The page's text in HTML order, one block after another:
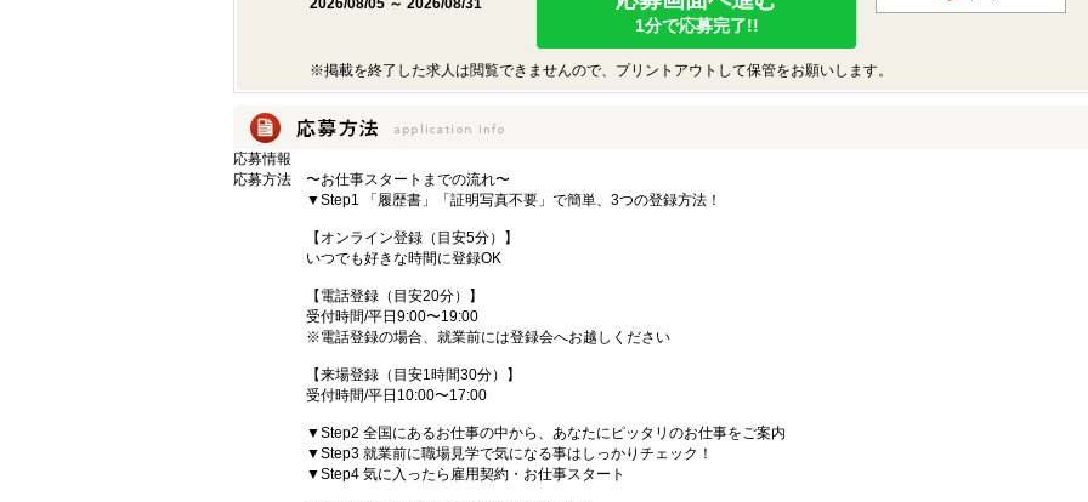
2026/08/05 ～ 2026/08/31
1分で応募完了!!
※掲載を終了した求人は閲覧できませんので、プリントアウトして保管をお願いします。
応募情報
応募方法
〜お仕事スタートまでの流れ〜
▼Step1 「履歴書」「証明写真不要」で簡単、3つの登録方法！
【オンライン登録（目安5分）】
いつでも好きな時間に登録OK
【電話登録（目安20分）】
受付時間/平日9:00〜19:00
※電話登録の場合、就業前には登録会へお越しください
【来場登録（目安1時間30分）】
受付時間/平日10:00〜17:00
▼Step2 全国にあるお仕事の中から、あなたにピッタリのお仕事をご案内
▼Step3 就業前に職場見学で気になる事はしっかりチェック！
▼Step4 気に入ったら雇用契約・お仕事スタート